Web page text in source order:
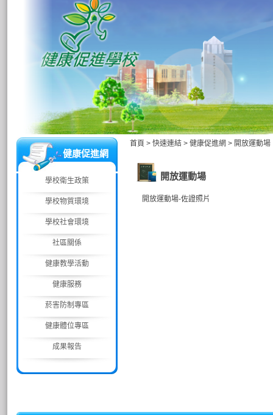
健康促進網
學校衛生政策
學校物質環境
學校社會環境
社區關係
健康教學活動
健康服務
菸害防制專區
健康體位專區
成果報告
首頁 > 快速連結 > 健康促進網 > 開放運動場
開放運動場
開放運動場-佐證照片